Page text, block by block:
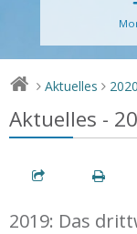
> Aktuelles > 2020
Aktuelles -
2019: Das